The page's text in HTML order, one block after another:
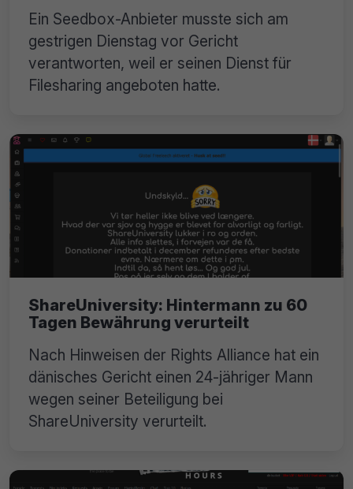
Ein Seedbox-Anbieter musste sich am
gestrigen Dienstag vor Gericht
verantworten, weil er seinen Dienst für
Filesharing angeboten hatte.
ShareUniversity: Hintermann zu 60
Tagen Bewährung verurteilt
Nach Hinweisen der Rights Alliance hat ein
dänisches Gericht einen 24-jähriger Mann
wegen seiner Beteiligung bei
ShareUniversity verurteilt.